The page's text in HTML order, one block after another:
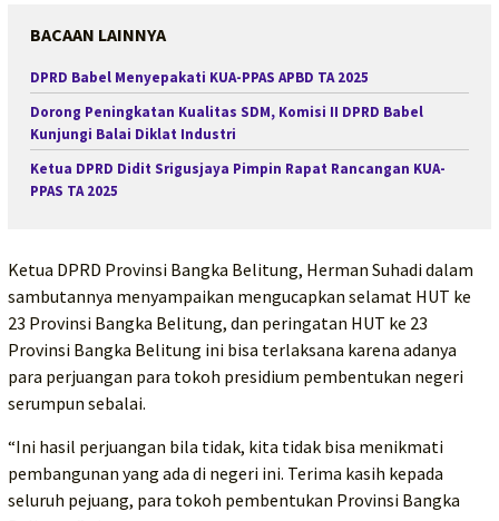
BACAAN LAINNYA
DPRD Babel Menyepakati KUA-PPAS APBD TA 2025
Dorong Peningkatan Kualitas SDM, Komisi II DPRD Babel
Kunjungi Balai Diklat Industri
Ketua DPRD Didit Srigusjaya Pimpin Rapat Rancangan KUA-
PPAS TA 2025
Ketua DPRD Provinsi Bangka Belitung, Herman Suhadi dalam
sambutannya menyampaikan mengucapkan selamat HUT ke
23 Provinsi Bangka Belitung, dan peringatan HUT ke 23
Provinsi Bangka Belitung ini bisa terlaksana karena adanya
para perjuangan para tokoh presidium pembentukan negeri
serumpun sebalai.
“Ini hasil perjuangan bila tidak, kita tidak bisa menikmati
pembangunan yang ada di negeri ini. Terima kasih kepada
seluruh pejuang, para tokoh pembentukan Provinsi Bangka